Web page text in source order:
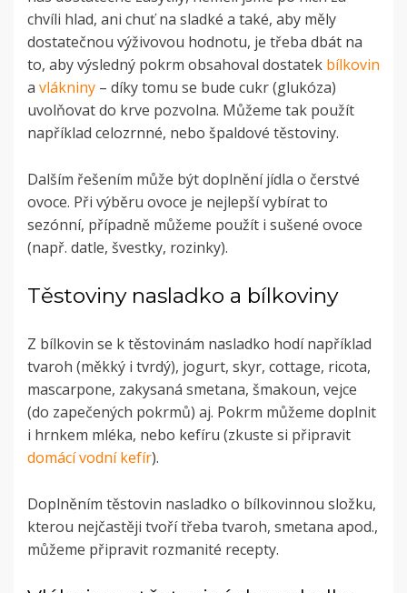
chvíli hlad, ani chuť na sladké a také, aby měly
dostatečnou výživovou hodnotu, je třeba dbát na
to, aby výsledný pokrm obsahoval dostatek bílkovin
a vlákniny – díky tomu se bude cukr (glukóza)
uvolňovat do krve pozvolna. Můžeme tak použít
například celozrnné, nebo špaldové těstoviny.
Dalším řešením může být doplnění jídla o čerstvé
ovoce. Při výběru ovoce je nejlepší vybírat to
sezónní, případně můžeme použít i sušené ovoce
(např. datle, švestky, rozinky).
Těstoviny nasladko a bílkoviny
Z bílkovin se k těstovinám nasladko hodí například
tvaroh (měkký i tvrdý), jogurt, skyr, cottage, ricota,
mascarpone, zakysaná smetana, šmakoun, vejce
(do zapečených pokrmů) aj. Pokrm můžeme doplnit
i hrnkem mléka, nebo kefíru (zkuste si připravit
domácí vodní kefír).
Doplněním těstovin nasladko o bílkovinnou složku,
kterou nejčastěji tvoří třeba tvaroh, smetana apod.,
můžeme připravit rozmanité recepty.